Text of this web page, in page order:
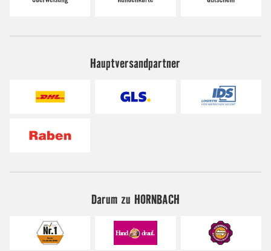
Hauptversandpartner
Darum zu HORNBACH